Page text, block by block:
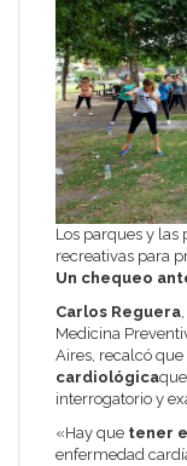
Los parques y
recreativas para
Un chequeo
Carlos Reguera
Medicina
Aires, recalcó
cardiológica
interrogatorio y
«Hay que tener
enfermedad